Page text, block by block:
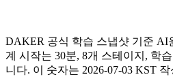
DAKER 공식 학습 스냅샷 기준 AI
계 시작는 30분, 8개 스테이지, 학
니다. 이 숫자는 2026-07-03 KST